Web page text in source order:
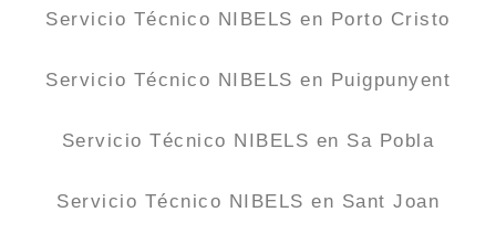
Servicio Técnico NIBELS en Porto Cristo
Servicio Técnico NIBELS en Puigpunyent
Servicio Técnico NIBELS en Sa Pobla
Servicio Técnico NIBELS en Sant Joan